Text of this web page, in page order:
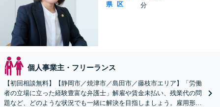
県
区
分
個人事業主・フリーランス
【初回相談無料】【静岡市／焼津市／島田市／藤枝市エリア】「労働
者の立場に立った経験豊富な弁護士」解雇や賃金未払い、残業代の問
題など、どのような状況でも一緒に解決を目指しましょう。雇用形態